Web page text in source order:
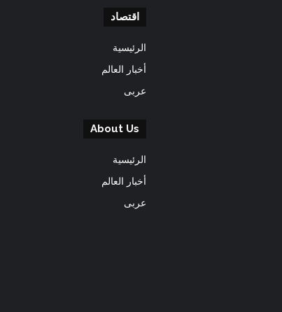
اقتصاد
الرئيسية
أخبار العالم
عربى
About Us
الرئيسية
أخبار العالم
عربى